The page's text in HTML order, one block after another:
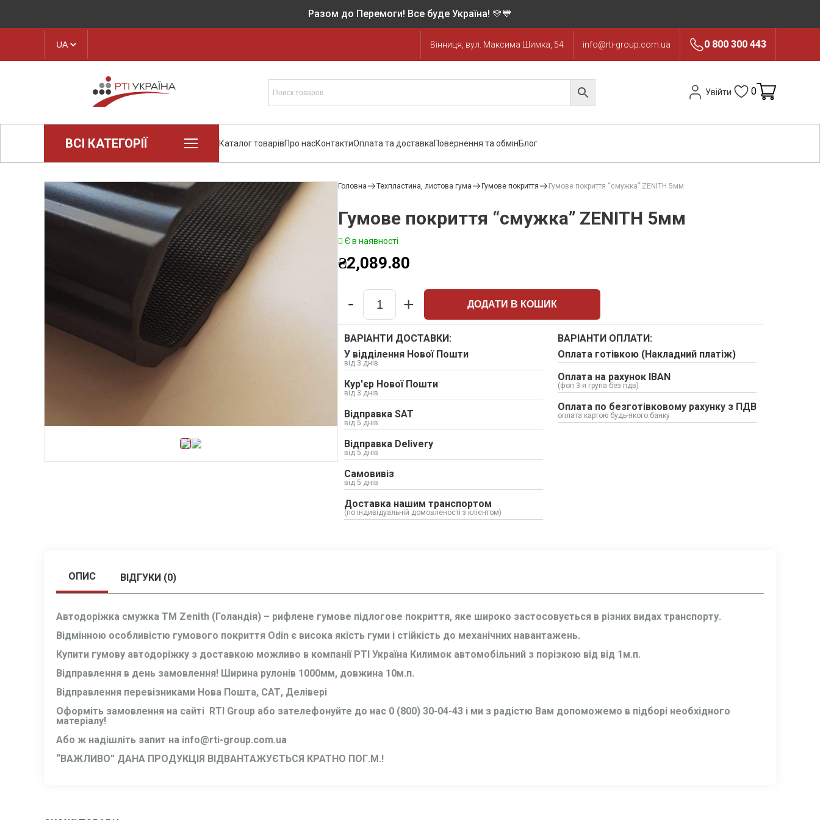
Разом до Перемоги! Все буде Україна! 💛💙
Вінниця, вул. Максима Шимка, 54 info@rti-group.com.ua 0 800 300 443
Увійти 0
ВСІ КАТЕГОРІЇ
Пароніт
Техпластина, листова гума
Конструкційні пластики та
полімери
Стрічки транспортерні
Хомути та БРСМ з'єднання
Композитні матеріали Resimac
Парафінова емульсія
Прокладки
Шкіркартон прокладковий
Електрокартон листовий
Каталог товарівПро насКонтактиОплата та доставкаПовернення та обмінБлог
Головна Техпластина, листова гума Гумове покриття Гумове покриття “смужка” ZENITH 5мм
Гумове покриття “смужка” ZENITH 5мм
Є в наявності
₴2,089.80
Quantity
- + ДОДАТИ В КОШИК
ВАРІАНТИ ДОСТАВКИ:
У відділення Нової Пошти
від 3 днів
Кур'єр Нової Пошти
від 3 днів
Відправка SAT
від 5 днів
Відправка Delivery
від 5 днів
Самовивіз
від 5 днів
Доставка нашим транспортом
(по індивідуальній домовленості з клієнтом)
ВАРІАНТИ ОПЛАТИ:
Оплата готівкою (Накладний платіж)
Оплата на рахунок IBAN
(фоп 3-я група без пдв)
Оплата по безготівковому рахунку з ПДВ
оплата картою будь-якого банку
ОПИС ВІДГУКИ (0)
Автодоріжка смужка ТМ Zenith (Голандія) – рифлене гумове підлогове покриття, яке широко застосовується в різних видах транспорту.
Відмінною особливістю гумового покриття Odin є висока якість гуми і стійкість до механічних навантажень.
Купити гумову автодоріжку з доставкою можливо в компанії РТІ Україна Килимок автомобільний з порізкою від від 1м.п.
Відправлення в день замовлення! Ширина рулонів 1000мм, довжина 10м.п.
Відправлення перевізниками Нова Пошта, САТ, Делівері
Оформіть замовлення на сайті RTI Group або зателефонуйте до нас 0 (800) 30-04-43 і ми з радістю Вам допоможемо в підборі необхідного
матеріалу!
Або ж надішліть запит на info@rti-group.com.ua
“ВАЖЛИВО” ДАНА ПРОДУКЦІЯ ВІДВАНТАЖУЄТЬСЯ КРАТНО ПОГ.М.!